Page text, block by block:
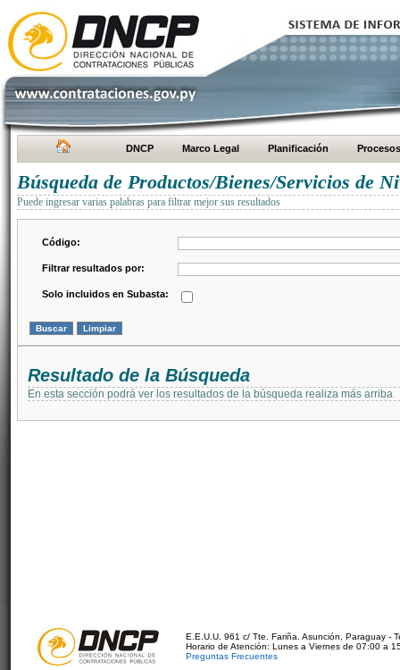
DNCP Marco Legal Planificación Procesos
Búsqueda de Productos/Bienes/Servicios de
Puede ingresar varias palabras para filtrar mejor sus resultados
Código:
Filtrar resultados por:
Solo incluidos en Subasta:
Resultado de la Búsqueda
En esta sección podrá ver los resultados de la búsqueda realiza más arriba
E.E.U.U. 961 c/ Tte. Fariña. Asunción, Paraguay -
Horario de Atención: Lunes a Viernes de 07:00 a
Preguntas Frecuentes